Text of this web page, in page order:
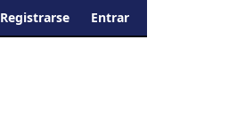
Registrarse Entrar